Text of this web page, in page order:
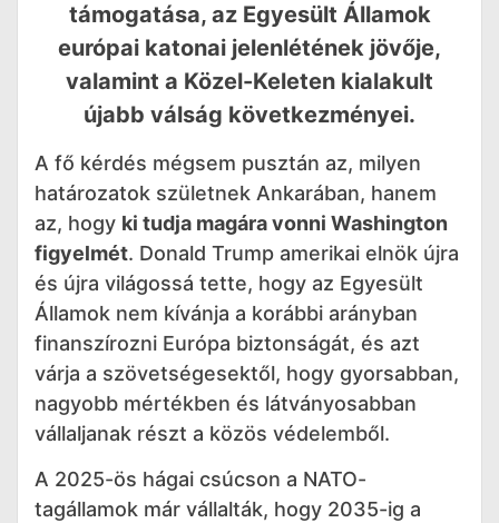
támogatása, az Egyesült Államok
európai katonai jelenlétének jövője,
valamint a Közel-Keleten kialakult
újabb válság következményei.
A fő kérdés mégsem pusztán az, milyen
határozatok születnek Ankarában, hanem
az, hogy ki tudja magára vonni Washington
figyelmét. Donald Trump amerikai elnök újra
és újra világossá tette, hogy az Egyesült
Államok nem kívánja a korábbi arányban
finanszírozni Európa biztonságát, és azt
várja a szövetségesektől, hogy gyorsabban,
nagyobb mértékben és látványosabban
vállaljanak részt a közös védelemből.
A 2025-ös hágai csúcson a NATO-
tagállamok már vállalták, hogy 2035-ig a